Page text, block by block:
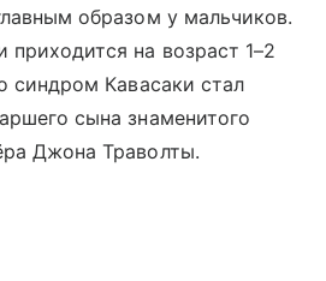
образом у мальчиков.
приходится на возраст 1–2
синдром Кавасаки стал
сына знаменитого
Джона Траволты.